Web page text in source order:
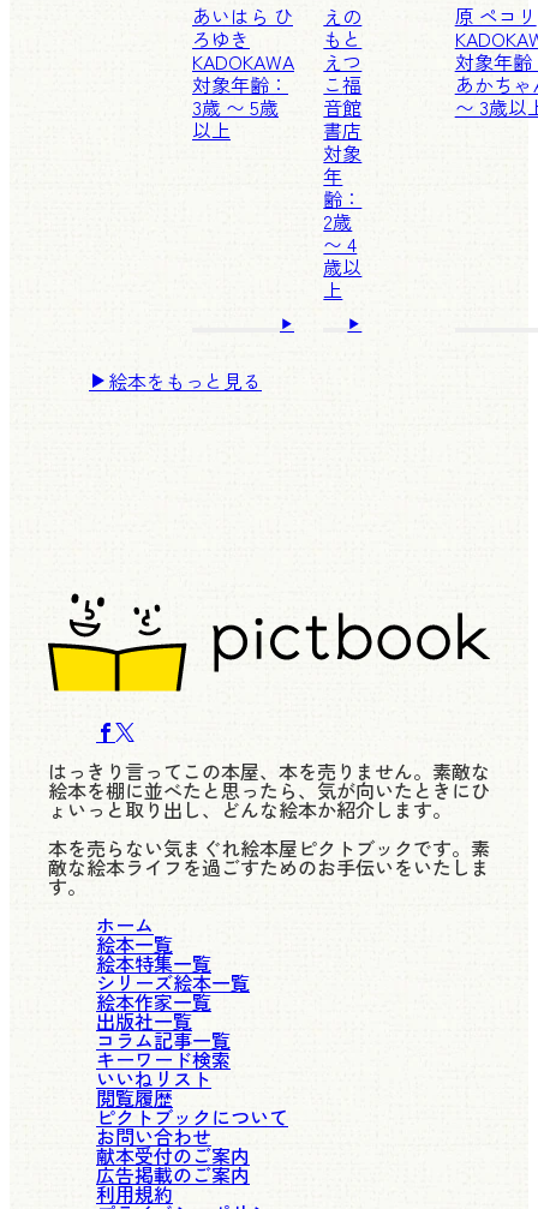
あいはら ひ
ろゆき
KADOKAWA
対象年齢：
3歳 〜 5歳
以上
えの
もと
えつ
こ福
音館
書店
対象
年
齢：
2歳
〜 4
歳以
上
原 ペコリ
対象年齢
あかちゃ
〜 3歳以
絵本をもっと見る
はっきり言ってこの本屋、本を売りません。素敵な
絵本を棚に並べたと思ったら、気が向いたときにひ
ょいっと取り出し、どんな絵本か紹介します。
本を売らない気まぐれ絵本屋ピクトブックです。素
敵な絵本ライフを過ごすためのお手伝いをいたしま
す。
ホーム
絵本一覧
絵本特集一覧
シリーズ絵本一覧
絵本作家一覧
出版社一覧
コラム記事一覧
キーワード検索
いいねリスト
閲覧履歴
ピクトブックについて
お問い合わせ
献本受付のご案内
広告掲載のご案内
利用規約